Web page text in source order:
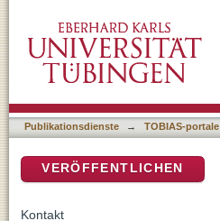
in Rocca di Papa
Publikationsdienste → TOBIAS-portale
VERÖFFENTLICHEN
Kontakt